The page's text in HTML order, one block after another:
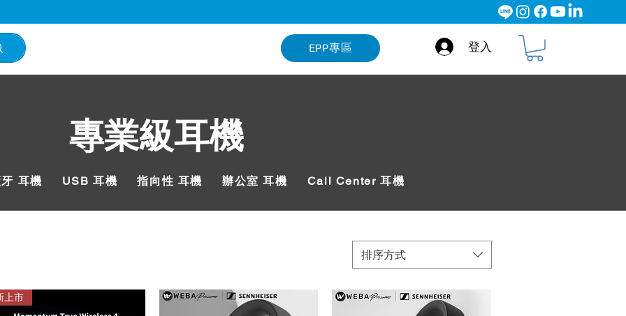
EPP專區 登入
專業級耳機
耳機 USB 耳機 指向性 耳機 辦公室 耳機 Call Center 耳機
排序方式
上市